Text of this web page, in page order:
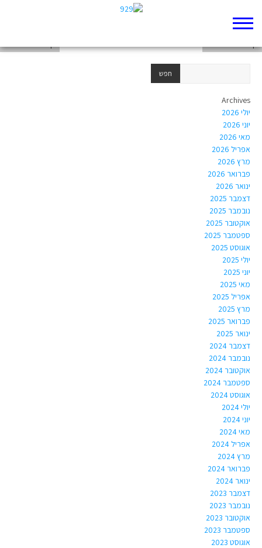
Archives
יולי 2026
יוני 2026
מאי 2026
אפריל 2026
מרץ 2026
פברואר 2026
ינואר 2026
דצמבר 2025
נובמבר 2025
אוקטובר 2025
ספטמבר 2025
אוגוסט 2025
יולי 2025
יוני 2025
מאי 2025
אפריל 2025
מרץ 2025
פברואר 2025
ינואר 2025
דצמבר 2024
נובמבר 2024
אוקטובר 2024
ספטמבר 2024
אוגוסט 2024
יולי 2024
יוני 2024
מאי 2024
אפריל 2024
מרץ 2024
פברואר 2024
ינואר 2024
דצמבר 2023
נובמבר 2023
אוקטובר 2023
ספטמבר 2023
אוגוסט 2023